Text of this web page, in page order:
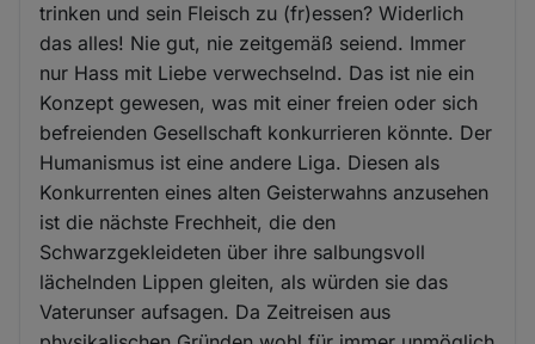
trinken und sein Fleisch zu (fr)essen? Widerlich
das alles! Nie gut, nie zeitgemäß seiend. Immer
nur Hass mit Liebe verwechselnd. Das ist nie ein
Konzept gewesen, was mit einer freien oder sich
befreienden Gesellschaft konkurrieren könnte. Der
Humanismus ist eine andere Liga. Diesen als
Konkurrenten eines alten Geisterwahns anzusehen
ist die nächste Frechheit, die den
Schwarzgekleideten über ihre salbungsvoll
lächelnden Lippen gleiten, als würden sie das
Vaterunser aufsagen. Da Zeitreisen aus